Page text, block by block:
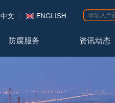
中文 | ENGLISH
防腐服务 资讯动态